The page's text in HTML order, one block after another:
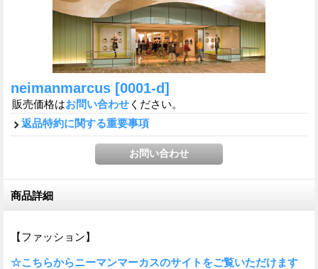
neimanmarcus [0001-d]
販売価格はお問い合わせ ください。
返品特約に関する重要事項
商品詳細
【ファッション】
☆こちらからニーマンマーカスのサイトをご覧いただけます